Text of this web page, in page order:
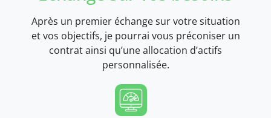
Après un premier échange sur votre situation
et vos objectifs, je pourrai vous préconiser un
contrat ainsi qu’une allocation d’actifs
personnalisée.